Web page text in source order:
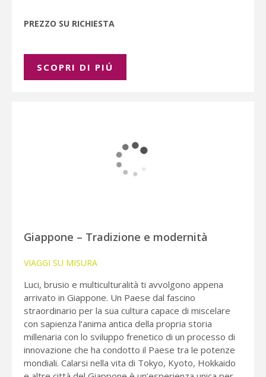
PREZZO SU RICHIESTA
SCOPRI DI PIÚ
Giappone – Tradizione e modernità
VIAGGI SU MISURA
Luci, brusio e multiculturalità ti avvolgono appena
arrivato in Giappone. Un Paese dal fascino
straordinario per la sua cultura capace di miscelare
con sapienza l’anima antica della propria storia
millenaria con lo sviluppo frenetico di un processo di
innovazione che ha condotto il Paese tra le potenze
mondiali. Calarsi nella vita di Tokyo, Kyoto, Hokkaido